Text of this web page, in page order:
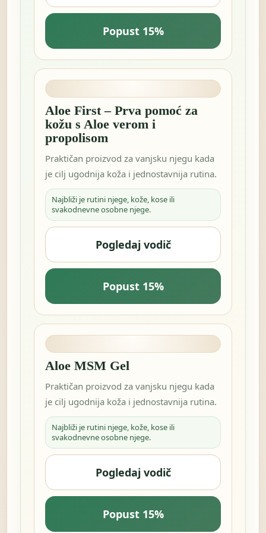
Popust 15%
Aloe First – Prva pomoć za
kožu s Aloe verom i
propolisom
Praktičan proizvod za vanjsku njegu kada
je cilj ugodnija koža i jednostavnija rutina.
Najbliži je rutini njege, kože, kose ili
svakodnevne osobne njege.
Pogledaj vodič
Popust 15%
Aloe MSM Gel
Praktičan proizvod za vanjsku njegu kada
je cilj ugodnija koža i jednostavnija rutina.
Najbliži je rutini njege, kože, kose ili
svakodnevne osobne njege.
Pogledaj vodič
Popust 15%